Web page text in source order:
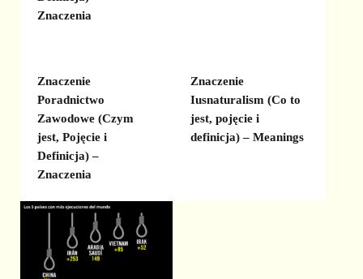
Znaczenia
Znaczenie
Poradnictwo
Zawodowe (Czym
jest, Pojęcie i
Definicja) –
Znaczenia
Znaczenie
Iusnaturalism (Co to
jest, pojęcie i
definicja) – Meanings